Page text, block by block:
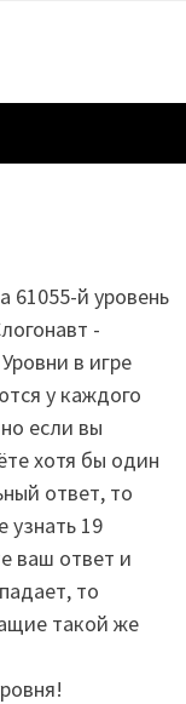
61055-й уровень
-
в игре
у каждого
если вы
хотя бы один
ответ, то
узнать 19
ваш ответ и
то
такой же